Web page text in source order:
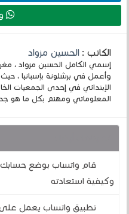
الكاتب :الحسين مزواد
وأعمل في برشلونة بإسبانيا ،
الإبتدائي في إحدى الجمعيات
المعلوماتي ومهتم بكل ما هو
قام واتساب بوضع
وكيفية استعادته
تطبيق واتساب يعمل على